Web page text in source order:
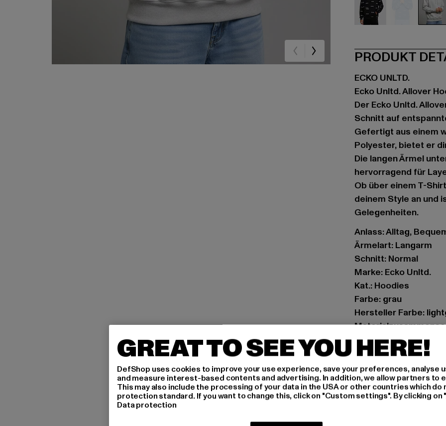
PRODUKT
ECKO UNLTD.
Ecko Unltd. Allover
Der Ecko Unltd.
Schnitt auf
Gefertigt aus einem
Polyester, bietet er
Die langen Ärmel
hervorragend für
Ob über einem T-
deinem Style an und
Gelegenheiten.
Anlass: Alltag,
Ärmelart: Langarm
Schnitt: Normal
Marke: Ecko Unltd.
Kat.: Hoodies
Farbe: grau
Hersteller Farbe:
Art.Nr: ECKOHD1143-
Hersteller: TB
Dr.-Robert-Murjahn-
GREAT TO SEE YOU HERE!
DefShop uses cookies to improve your use experience, save your preferences, analyse
and measure interest-based contents and advertising. In addition, we allow partners to
This may also include the processing of your data in the USA or other countries which do
protection standard. If you want to change this, click on "Custom settings". By clicking
Data protection